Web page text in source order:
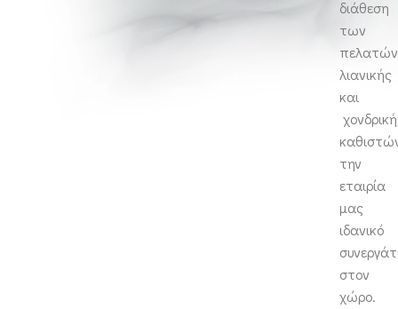
διάθεση
των
πελατών
λιανικής
και
την
εταιρία
μας
ιδανικό
στον
χώρο.